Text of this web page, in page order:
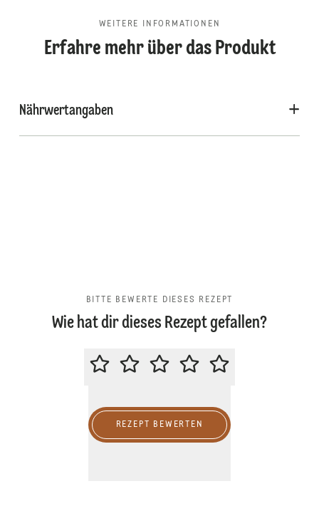
WEITERE INFORMATIONEN
Erfahre mehr über das Produkt
Nährwertangaben
BITTE BEWERTE DIESES REZEPT
Wie hat dir dieses Rezept gefallen?
BITTE BEWERTE DIESES REZEPT
REZEPT BEWERTEN